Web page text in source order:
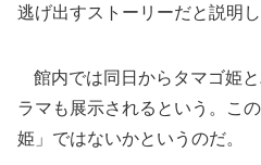
逃げ出すストーリーだと説明し
館内では同日からタマゴ姫
ラマも展示されるという。こ
姫」ではないかというのだ。